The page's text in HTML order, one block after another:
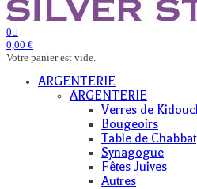
0
0,00 €
Votre panier est vide.
ARGENTERIE
ARGENTERIE
Verres de
Bougeoirs
Table de Chabbat
Synagogue
Fêtes Juives
Autres